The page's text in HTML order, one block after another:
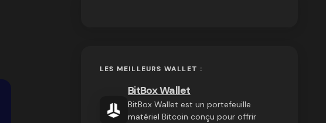
LES MEILLEURS WALLET :
BitBox Wallet
BitBox Wallet est un portefeuille
matériel Bitcoin conçu pour offrir